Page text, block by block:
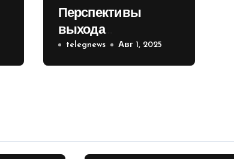
Перспективы
выхода
российских войск к
Киеву зимой
telegnews Авг 1, 2025